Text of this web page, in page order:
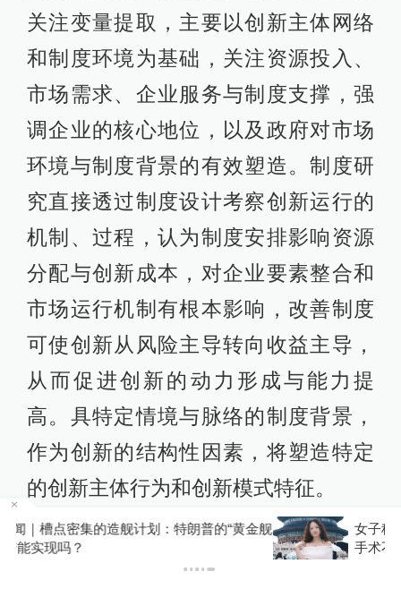
关注变量提取，主要以创新主体网络
和制度环境为基础，关注资源投入、
市场需求、企业服务与制度支撑，强
调企业的核心地位，以及政府对市场
环境与制度背景的有效塑造。制度研
究直接透过制度设计考察创新运行的
机制、过程，认为制度安排影响资源
分配与创新成本，对企业要素整合和
市场运行机制有根本影响，改善制度
可使创新从风险主导转向收益主导，
从而促进创新的动力形成与能力提
高。具特定情境与脉络的制度背景，
作为创新的结构性因素，将塑造特定
的创新主体行为和创新模式特征。
（三）研究框架建构
女子称丰胸术9个月后确诊乳腺癌，医美机构：
手术不可能引发癌症，建议走司法途径